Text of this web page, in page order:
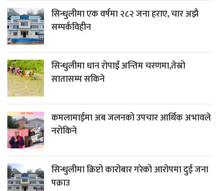
सिन्धुलीमा एक वर्षमा २८२ जना हराए, चार अझै
सम्पर्कविहीन
सिन्धुलीमा धान रोपाइँ अन्तिम चरणमा,तेस्रो
सातासम्म सकिने
कमलामाईमा अब जलनको उपचार आर्थिक अभावले
नरोकिने
सिन्धुलीमा क्रिप्टो कारोबार गरेको आरोपमा दुई जना
पक्राउ